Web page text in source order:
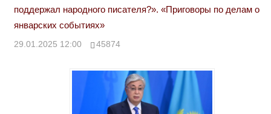
поддержал народного писателя?». «Приговоры по делам о
январских событиях»
29.01.2025 12:00 45874